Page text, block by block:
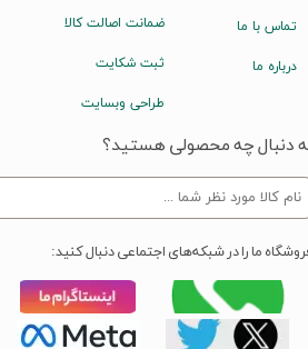
ضمانت اصالت کالا
ثبت شکایت
طراحی وبسایت
تماس با ما
درباره ما
دنبال چه محصولی هستید؟
ما را در شبکه‌های اجتماعی دنبال کنید: